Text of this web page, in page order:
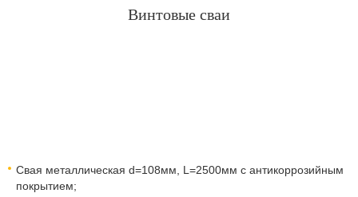
Винтовые сваи
Свая металлическая d=108мм, L=2500мм с антикоррозийным
покрытием;